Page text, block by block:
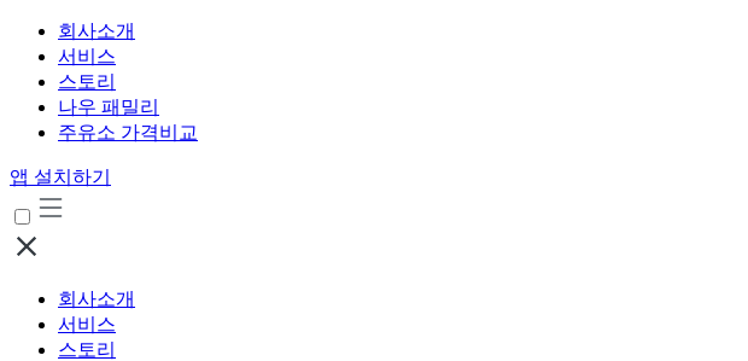
회사소개
서비스
스토리
나우 패밀리
주유소 가격비교
앱 설치하기
회사소개
서비스
스토리